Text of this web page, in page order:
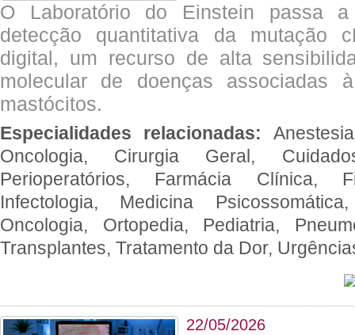
O Laboratório do Einstein passa
detecção quantitativa da mutação
digital, um recurso de alta
molecular de doenças associadas
mastócitos.
Especialidades relacionadas:
Oncologia, Cirurgia Geral,
Perioperatórios, Farmácia Clínica,
Infectologia, Medicina
Oncologia, Ortopedia, Pediatria,
Transplantes, Tratamento da Dor,
22/05/2026